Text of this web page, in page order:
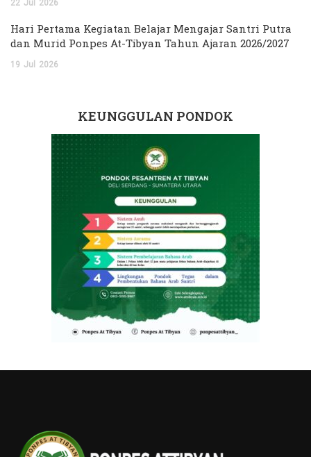
22 Jul 2026
Hari Pertama Kegiatan Belajar Mengajar Santri Putra
dan Murid Ponpes At-Tibyan Tahun Ajaran 2026/2027
19 Jul 2026
KEUNGGULAN PONDOK